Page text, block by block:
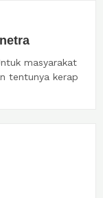
masyarakat
tentunya kerap